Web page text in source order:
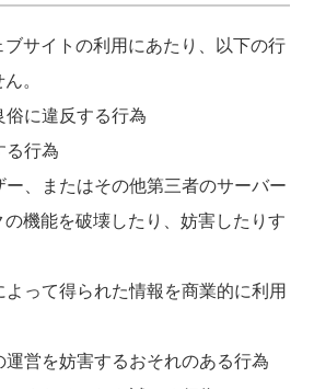
サイトの利用にあたり、以下の行
。
俗に違反する行為
る行為
ー、またはその他第三者のサーバー
の機能を破壊したり、妨害したりす
って得られた情報を商業的に利用
運営を妨害するおそれのある行為